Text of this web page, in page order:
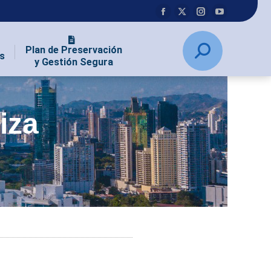
Plan de Preservación
y Gestión Segura